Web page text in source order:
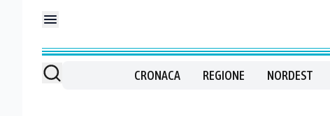
CRONACA REGIONE NORDEST